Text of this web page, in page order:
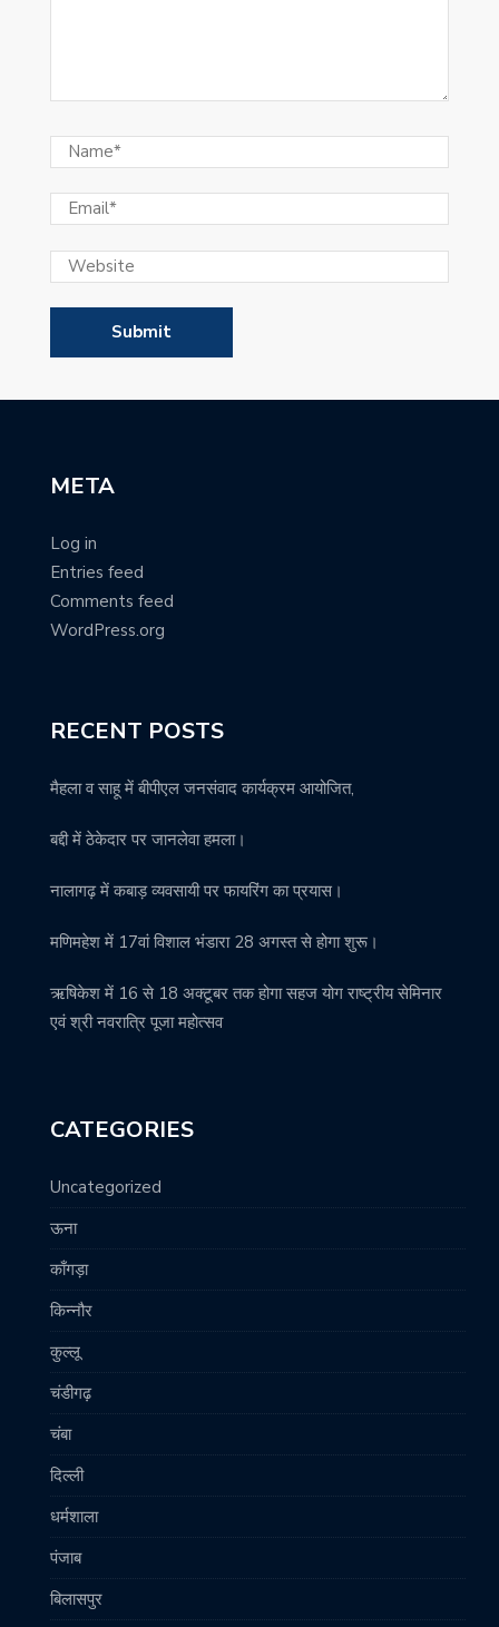
META
Log in
Entries feed
Comments feed
WordPress.org
RECENT POSTS
मैहला व साहू में बीपीएल जनसंवाद कार्यक्रम आयोजित,
बद्दी में ठेकेदार पर जानलेवा हमला।
नालागढ़ में कबाड़ व्यवसायी पर फायरिंग का प्रयास।
मणिमहेश में 17वां विशाल भंडारा 28 अगस्त से होगा शुरू।
ऋषिकेश में 16 से 18 अक्टूबर तक होगा सहज योग राष्ट्रीय सेमिनार
एवं श्री नवरात्रि पूजा महोत्सव
CATEGORIES
Uncategorized
ऊना
काँगड़ा
किन्नौर
कुल्लू
चंडीगढ़
चंबा
दिल्ली
धर्मशाला
पंजाब
बिलासपुर